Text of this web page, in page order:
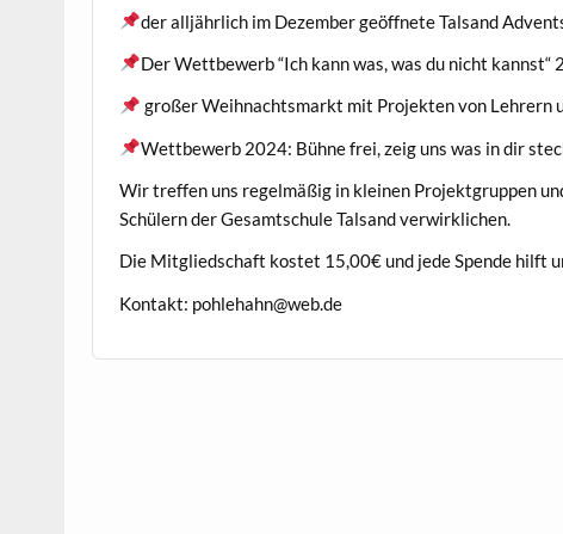
der alljährlich im Dezember geöffnete Talsand
Der Wettbewerb “Ich kann was, was du nicht kannst“
großer Weihnachtsmarkt mit Projekten von Lehrern
Wettbewerb 2024: Bühne frei, zeig uns was in dir
Wir treffen uns regelmäßig in kleinen Projektgruppen
Schülern der Gesamtschule Talsand verwirklichen.
Die Mitgliedschaft kostet 15,00€ und jede Spende hilft
Kontakt: pohlehahn@web.de